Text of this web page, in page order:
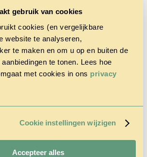
gebruik van cookies
cookies (en vergelijkbare
website te analyseren,
te maken en om u op en buiten de
te tonen. Lees hoe
met cookies in ons privacy
Cookie instellingen wijzigen
Accepteer alles